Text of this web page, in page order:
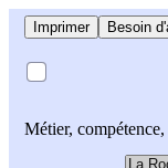
Imprimer Besoin
Métier,